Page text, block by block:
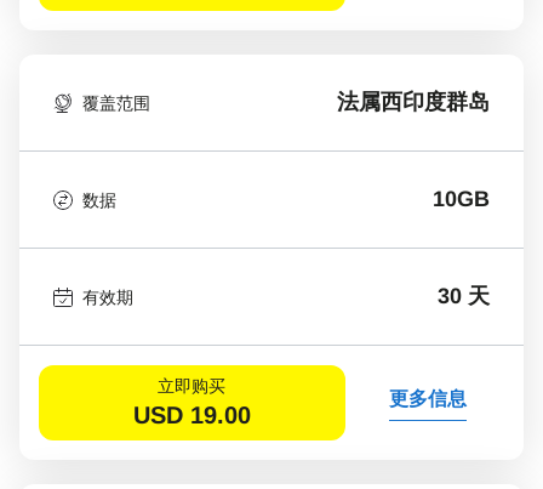
覆盖范围 法属西印度群岛
数据 10GB
有效期 30 天
立即购买
USD 19.00
更多信息